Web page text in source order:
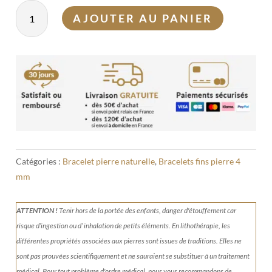
quantité
Bracelet
Mousse
mm
AJOUTER AU PANIER
Catégories : Bracelet pierre naturelle, Bracelets fins pierre 4
mm
ATTENTION !Tenirhors de la portée des enfants, danger d'étouffement car
risque d’ingestion ou d’ inhalation de petits éléments.En lithothérapie, les
différentes propriétés associées aux pierres sont issues de traditions. Elles ne
sont pas prouvées scientifiquement et ne sauraient se substituer à un traitement